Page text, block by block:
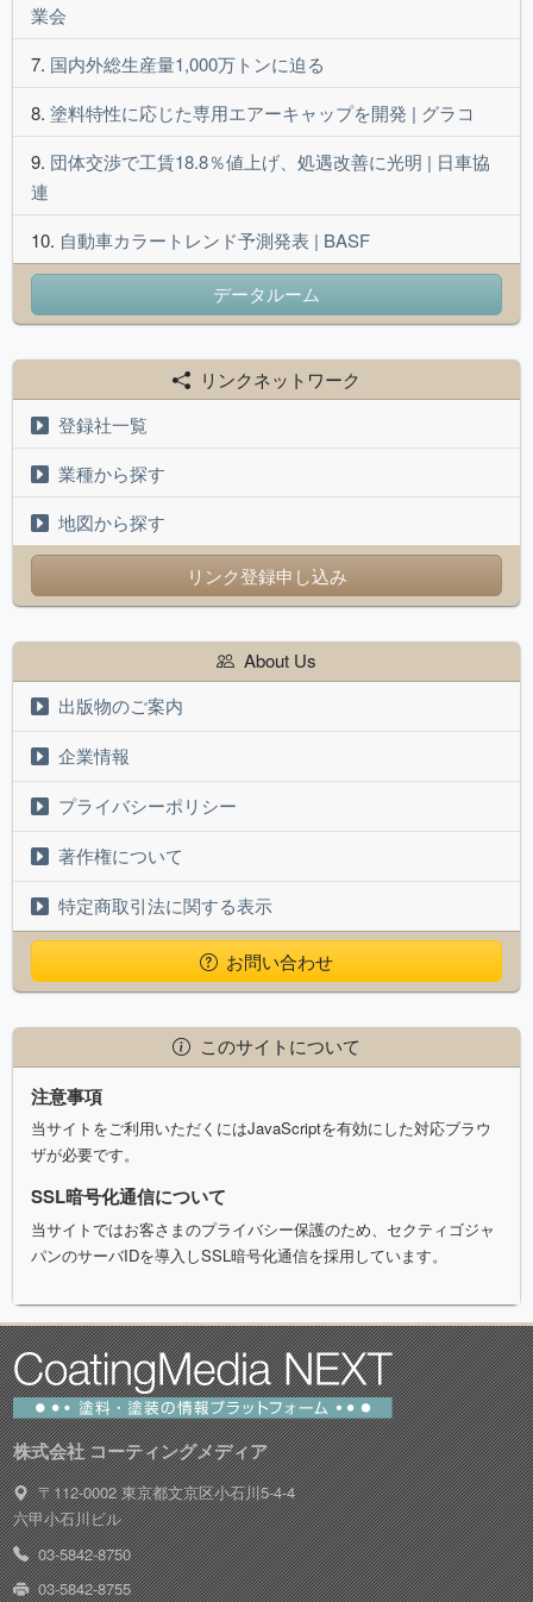
業会
国内外総生産量1,000万トンに迫る
塗料特性に応じた専用エアーキャップを開発 | グラコ
団体交渉で工賃18.8％値上げ、処遇改善に光明 | 日車協
連
自動車カラートレンド予測発表 | BASF
データルーム
リンクネットワーク
登録社一覧
業種から探す
地図から探す
リンク登録申し込み
About Us
出版物のご案内
企業情報
プライバシーポリシー
著作権について
特定商取引法に関する表示
お問い合わせ
このサイトについて
注意事項
当サイトをご利用いただくにはJavaScriptを有効にした対応ブラウ
ザが必要です。
SSL暗号化通信について
当サイトではお客さまのプライバシー保護のため、セクティゴジャ
パンのサーバIDを導入しSSL暗号化通信を採用しています。
株式会社 コーティングメディア
〒112-0002 東京都文京区小石川5-4-4
六甲小石川ビル
03-5842-8750
03-5842-8755